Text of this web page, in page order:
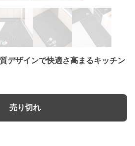
デザインで快適さ高まるキッチン
売り切れ